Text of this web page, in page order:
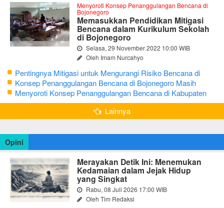
Menyoroti Konsep Penanggulangan Bencana di
Bojonegoro
Memasukkan Pendidikan Mitigasi
Bencana dalam Kurikulum Sekolah
di Bojonegoro
Selasa, 29 November 2022 10:00 WIB
Oleh Imam Nurcahyo
Pentingnya Mitigasi untuk Mengurangi Risiko Bencana di
Bojonegoro
Konsep Penanggulangan Bencana di Bojonegoro Masih
Mengutamakan Tanggap Darurat
Menyoroti Konsep Penanggulangan Bencana di Kabupaten
Bojonegoro
Lainnya
Opini
Merayakan Detik Ini: Menemukan
Kedamaian dalam Jejak Hidup
yang Singkat
Rabu, 08 Juli 2026 17:00 WIB
Oleh Tim Redaksi